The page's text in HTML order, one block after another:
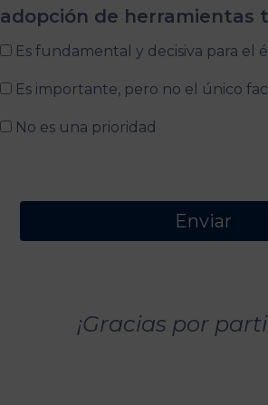
adopción de herramientas
Es fundamental y decisiva para el
Es importante, pero no el único
No es una prioridad
¡Gracias por